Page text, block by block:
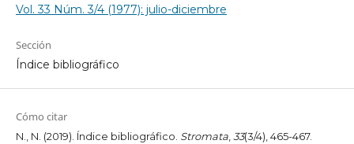
Vol. 33 Núm. 3/4 (1977): julio-diciembre
Sección
Índice bibliográfico
Cómo citar
N., N. (2019). Índice bibliográfico. Stromata,33(3/4), 465-467.